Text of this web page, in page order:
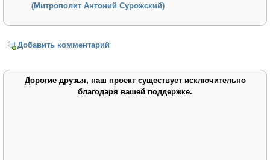
(Митрополит Антоний Сурожский)
Добавить комментарий
Дорогие друзья, наш проект существует исключительно
благодаря вашей поддержке.